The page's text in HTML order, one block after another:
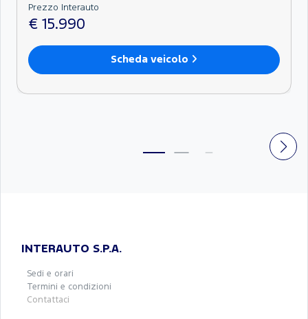
Prezzo Interauto
€ 15.990
Scheda veicolo
INTERAUTO S.P.A.
Sedi e orari
Termini e condizioni
Contattaci